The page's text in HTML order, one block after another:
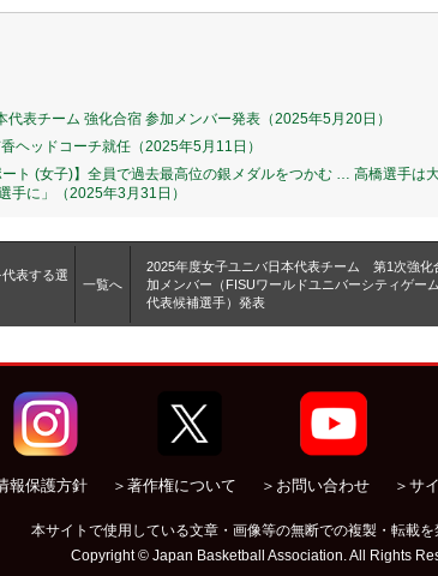
表チーム 強化合宿 参加メンバー発表（2025年5月20日）
ヘッドコーチ就任（2025年5月11日）
ート (女子)】全員で過去最高位の銀メダルをつかむ … 高橋選手は
手に」（2025年3月31日）
表する選
一覧へ
2025年度女子ユニバ日本代表チーム 第1次強化
加メンバー（FISUワールドユニバーシティゲー
代表候補選手）発表
報保護方針 ＞著作権について ＞お問い合わせ ＞サ
本サイトで使用している文章・画像等の無断での複製・転載を
Copyright © Japan Basketball Association. All Rights